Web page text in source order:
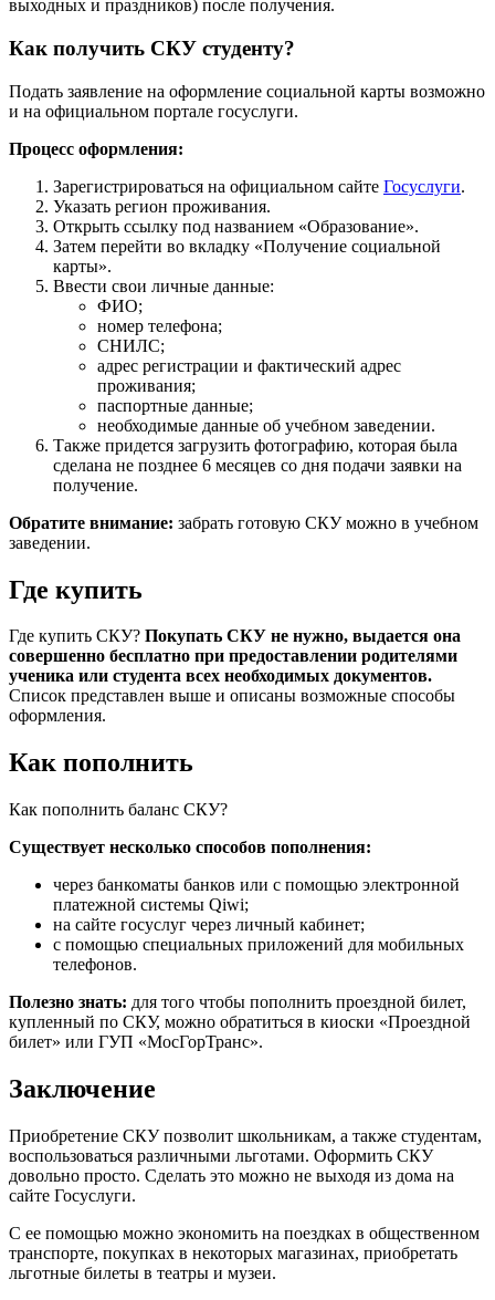
выходных и праздников) после получения.
Как получить СКУ студенту?
Подать заявление на оформление социальной карты возможно
и на официальном портале госуслуги.
Процесс оформления:
Зарегистрироваться на официальном сайте Госуслуги.
Указать регион проживания.
Открыть ссылку под названием «Образование».
Затем перейти во вкладку «Получение социальной
карты».
Ввести свои личные данные:
ФИО;
номер телефона;
СНИЛС;
адрес регистрации и фактический адрес
проживания;
паспортные данные;
необходимые данные об учебном заведении.
Также придется загрузить фотографию, которая была
сделана не позднее 6 месяцев со дня подачи заявки на
получение.
Обратите внимание: забрать готовую СКУ можно в учебном
заведении.
Где купить
Где купить СКУ? Покупать СКУ не нужно, выдается она
совершенно бесплатно при предоставлении родителями
ученика или студента всех необходимых документов.
Список представлен выше и описаны возможные способы
оформления.
Как пополнить
Как пополнить баланс СКУ?
Существует несколько способов пополнения:
через банкоматы банков или с помощью электронной
платежной системы Qiwi;
на сайте госуслуг через личный кабинет;
с помощью специальных приложений для мобильных
телефонов.
Полезно знать: для того чтобы пополнить проездной билет,
купленный по СКУ, можно обратиться в киоски «Проездной
билет» или ГУП «МосГорТранс».
Заключение
Приобретение СКУ позволит школьникам, а также студентам,
воспользоваться различными льготами. Оформить СКУ
довольно просто. Сделать это можно не выходя из дома на
сайте Госуслуги.
С ее помощью можно экономить на поездках в общественном
транспорте, покупках в некоторых магазинах, приобретать
льготные билеты в театры и музеи.